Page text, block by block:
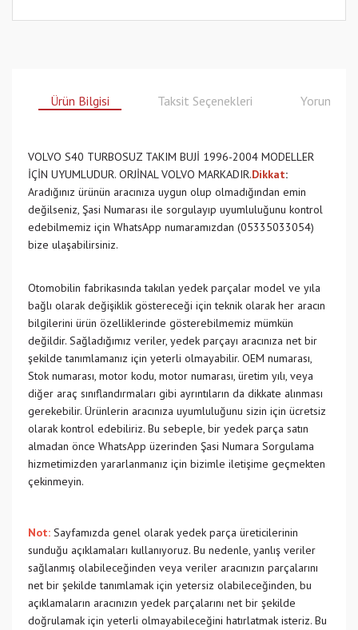
Ürün Bilgisi Taksit Seçenekleri Yorumlar
VOLVO S40 TURBOSUZ TAKIM BUJİ 1996-2004 MODELLER
İÇİN UYUMLUDUR. ORJİNAL VOLVO MARKADIR.Dikkat:
Aradığınız ürünün aracınıza uygun olup olmadığından emin
değilseniz, Şasi Numarası ile sorgulayıp uyumluluğunu kontrol
edebilmemiz için WhatsApp numaramızdan (05335033054)
bize ulaşabilirsiniz.
Otomobilin fabrikasında takılan yedek parçalar model ve yıla
bağlı olarak değişiklik göstereceği için teknik olarak her aracın
bilgilerini ürün özelliklerinde gösterebilmemiz mümkün
değildir. Sağladığımız veriler, yedek parçayı aracınıza net bir
şekilde tanımlamanız için yeterli olmayabilir. OEM numarası,
Stok numarası, motor kodu, motor numarası, üretim yılı, veya
diğer araç sınıflandırmaları gibi ayrıntıların da dikkate alınması
gerekebilir. Ürünlerin aracınıza uyumluluğunu sizin için ücretsiz
olarak kontrol edebiliriz. Bu sebeple, bir yedek parça satın
almadan önce WhatsApp üzerinden Şasi Numara Sorgulama
hizmetimizden yararlanmanız için bizimle iletişime geçmekten
çekinmeyin.
Not: Sayfamızda genel olarak yedek parça üreticilerinin
sunduğu açıklamaları kullanıyoruz. Bu nedenle, yanlış veriler
sağlanmış olabileceğinden veya veriler aracınızın parçalarını
net bir şekilde tanımlamak için yetersiz olabileceğinden, bu
açıklamaların aracınızın yedek parçalarını net bir şekilde
doğrulamak için yeterli olmayabileceğini hatırlatmak isteriz. Bu